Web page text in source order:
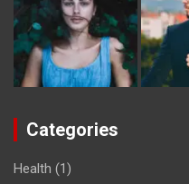
Categories
Health (1)